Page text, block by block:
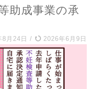
助成事業の承
8月24日 / 2026年6月9日